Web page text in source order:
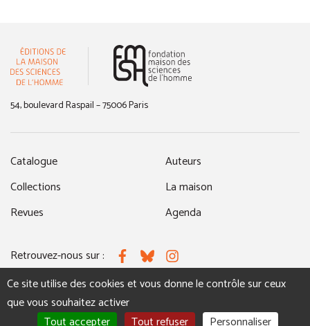
54, boulevard Raspail – 75006 Paris
Catalogue
Collections
Revues
Auteurs
La maison
Agenda
Retrouvez-nous sur : FacebookBlueskyInstagram
MENTIONS LÉGALES NOUS CONTACTER
Ce site utilise des cookies et vous donne le contrôle sur ceux
que vous souhaitez activer
Tout accepter
Tout refuser Personnaliser